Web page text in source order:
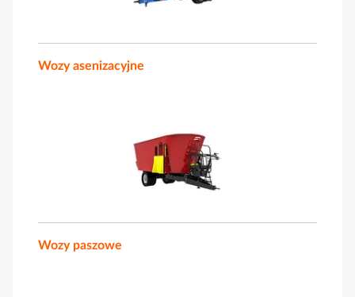
Wozy asenizacyjne
Wozy paszowe